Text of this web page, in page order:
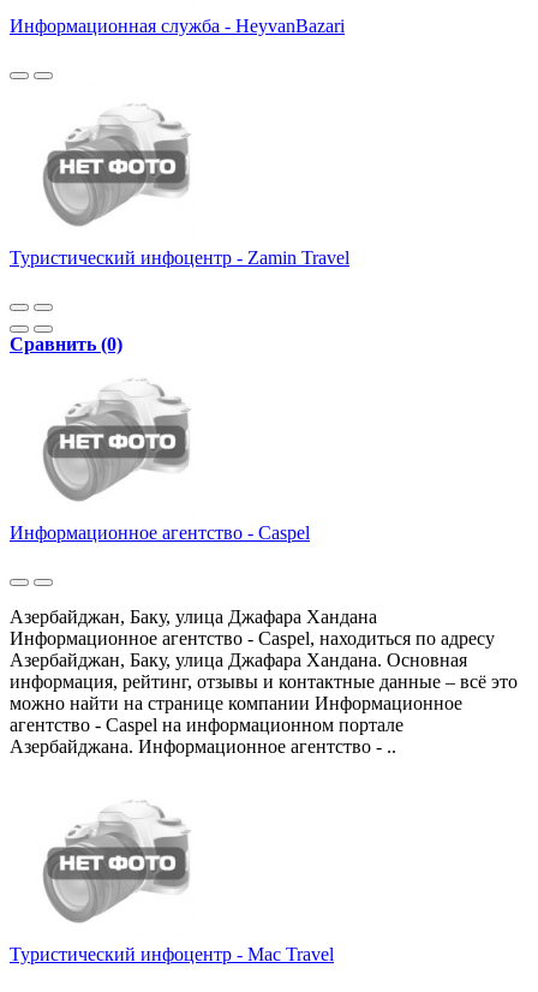
Информационная служба - HeyvanBazari
Туристический инфоцентр - Zamin Travel
Сравнить (0)
Информационное агентство - Caspel
Азербайджан, Баку, улица Джафара Хандана
Информационное агентство - Caspel, находиться по адресу
Азербайджан, Баку, улица Джафара Хандана. Основная
информация, рейтинг, отзывы и контактные данные – всё это
можно найти на странице компании Информационное
агентство - Caspel на информационном портале
Азербайджана. Информационное агентство - ..
Туристический инфоцентр - Mac Travel